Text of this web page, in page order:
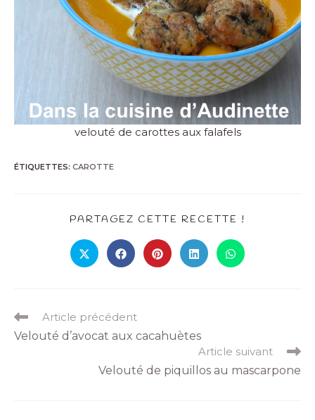
velouté de carottes aux falafels
ÉTIQUETTES: CAROTTE
PARTAGEZ CETTE RECETTE !
Article précédent
Velouté d’avocat aux cacahuètes
Article suivant
Velouté de piquillos au mascarpone